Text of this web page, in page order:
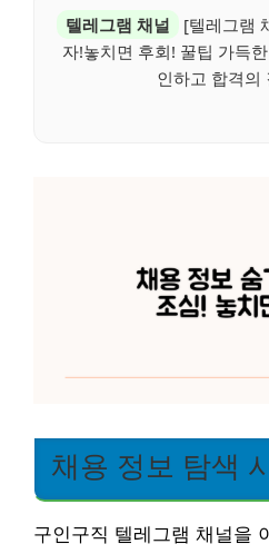
텔레그램 채널
[텔레그램
자!놓치면 후회! 꿀팁 가득
인하고 합격의
채용 정보 탐색
구인구직 텔레그램 채널을